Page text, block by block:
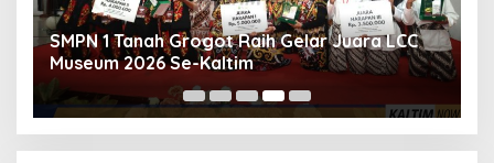
PWI Kecam Hotman Paris, Tegaskan
Wartawan Dilindungi UU Pers